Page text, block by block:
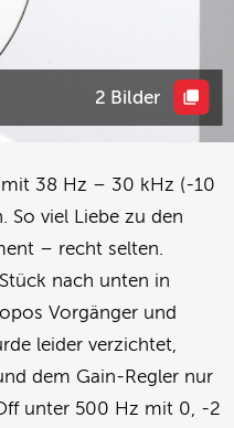
2 Bilder
mit 38 Hz – 30 kHz (-10
So viel Liebe zu den
– recht selten.
nach unten in
Vorgänger und
leider verzichtet,
dem Gain-Regler nur
unter 500 Hz mit 0, -2